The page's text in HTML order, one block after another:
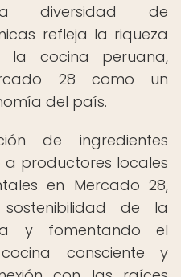
diversidad de
refleja la riqueza
cocina peruana,
28 como un
del país.
de ingredientes
productores locales
en Mercado 28,
de la
y fomentando el
consciente y